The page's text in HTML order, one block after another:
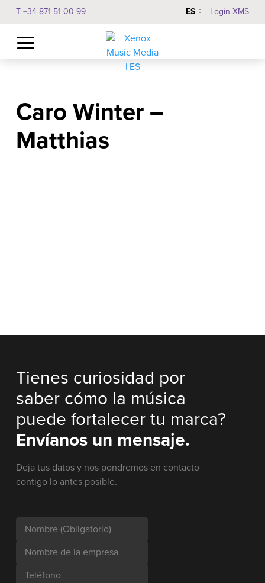
T +34 871 51 00 99 ES Login XMS
Caro Winter –
Matthias
Tienes curiosidad por
saber cómo la música
puede fortalecer tu marca?
Envíanos un mensaje.
Deja tus datos y nos pondremos en contacto
contigo lo antes posible.
Nombre (Obligatorio)
Nombre de la empresa
Teléfono